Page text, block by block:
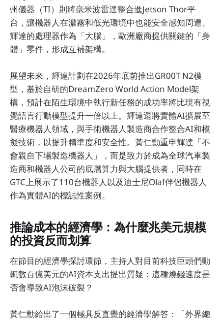
州儀器（TI）則將毫米波雷達整合進Jetson Thor平
台，讓機器人在濃霧和低光環境中也能安全感知周遭。
輝達的處理器作為「大腦」，歐洲廠商提供關鍵的「身
體」零件，形成互補架構。
展望未來，輝達計劃在2026年底前推出GR00T N2模
型，基於自研的DreamZero World Action Model架
構，預計在陌生環境中執行新任務的成功率將比現有視
覺語言行動模型提升一倍以上。輝達還將實體AI擴展至
醫療機器人領域，與手術機器人製造商合作整合AI和模
擬技術，以提升精準度和安全性。黃仁勳重申輝達「不
會親自下場製造機器人」，而是致力於成為全球汽車製
造商和機器人公司的底層算力與大腦提供者，同時在
GTC上展示了110台機器人以及迪士尼Olaf伴侶機器人
作為實體AI的標誌性案例。
推論成本的經濟學：為什麼兆美元規模
的投資反而划算
在節目的經濟學探討環節，主持人對目前科技巨頭們動
輒數百億美元的AI資本支出提出質疑：這種燒錢速度是
否會導致AI泡沫破裂？
黃仁勳給出了一個極具反直覺的經濟學解答：「外界總